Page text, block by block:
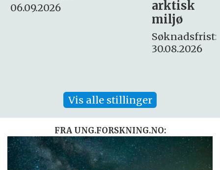
Søknadsfrist:
16. august.
Vis alle stillinger
FRA UNG.FORSKNING.NO: